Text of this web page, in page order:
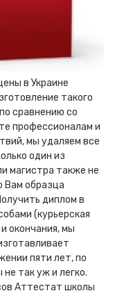
в Украине
такого
сравнению со
профессионалам и
мы удаляем все
один из
магистра также не
Вам образца
диплом в
(курьерская
окончания, мы
пяти лет, по
так уж и легко.
Аттестат школы